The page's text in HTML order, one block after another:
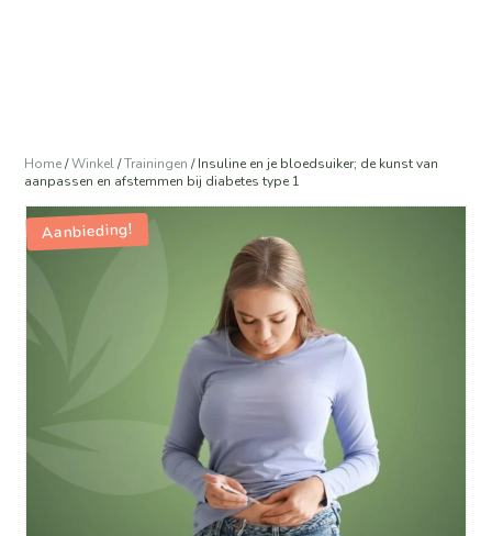
Home/Winkel/Trainingen / Insuline en je bloedsuiker; de kunst van
aanpassen en afstemmen bij diabetes type 1
Aanbieding!